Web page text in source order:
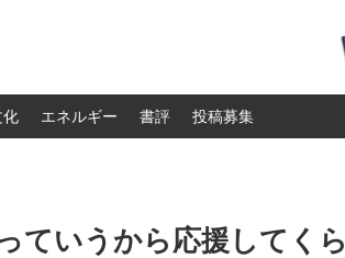
化 エネルギー 書評 投稿募集
ていうから応援してくら